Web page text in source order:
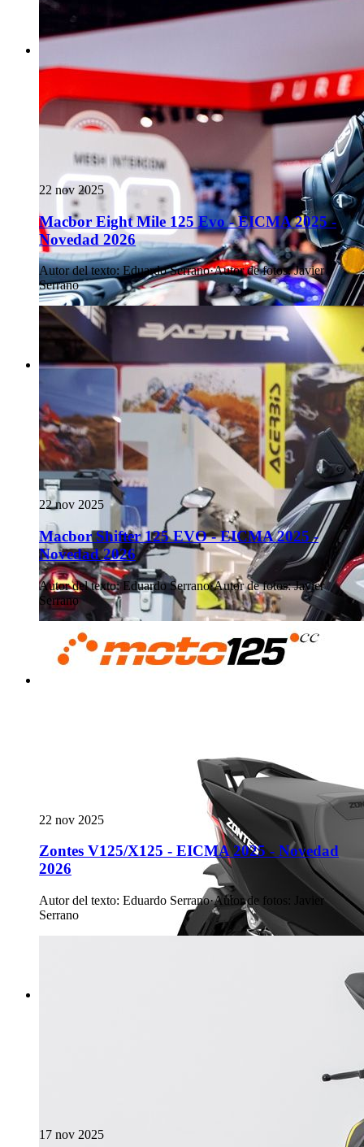
22 nov 2025
Macbor Eight Mile 125 Evo - EICMA 2025 -
Novedad 2026
Autor del texto: Eduardo Serrano·Autor de fotos: Javier
Serrano
22 nov 2025
Macbor Shifter 125 EVO - EICMA 2025 -
Novedad 2026
Autor del texto: Eduardo Serrano·Autor de fotos: Javier
Serrano
22 nov 2025
Zontes V125/X125 - EICMA 2025 - Novedad
2026
Autor del texto: Eduardo Serrano·Autor de fotos
Javier
Serrano
17 nov 2025